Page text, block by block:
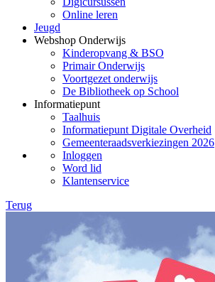
Online leren
Jeugd
Webshop Onderwijs
Kinderopvang & BSO
Primair Onderwijs
Voortgezet onderwijs
De Bibliotheek op School
Informatiepunt
Taalhuis
Informatiepunt Digitale Overheid
Gemeenteraadsverkiezingen 2026
Inloggen
Word lid
Klantenservice
Terug